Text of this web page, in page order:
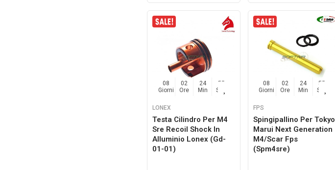
08
Giorni
02
Ore
24
Min
54
Sec
LONEX
Testa Cilindro Per M4
Sre Recoil Shock In
Alluminio Lonex (gd-
01-01)
08
Giorni
02
Ore
24
Min
54
Sec
FPS
Spingipallino Per Tokyo
Marui Next Generation
M4/scar Fps
(spm4sre)